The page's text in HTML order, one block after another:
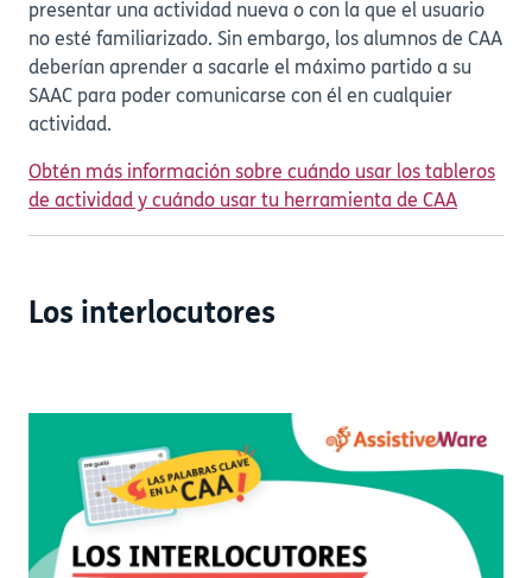
presentar una actividad nueva o con la que el usuario
no esté familiarizado. Sin embargo, los alumnos de CAA
deberían aprender a sacarle el máximo partido a su
SAAC para poder comunicarse con él en cualquier
actividad.
Obtén más información sobre cuándo usar los tableros
de actividad y cuándo usar tu herramienta de CAA
Los interlocutores